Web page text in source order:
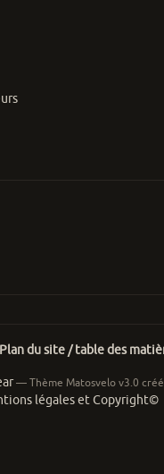
Plan du site / table des
— Thème Matosvelo v3.0
légales et Copyright©